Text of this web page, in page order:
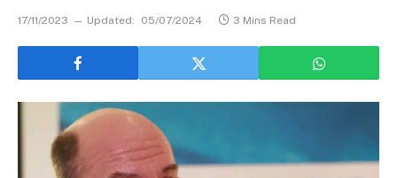
17/11/2023 Updated: 05/07/2024 3 Mins Read